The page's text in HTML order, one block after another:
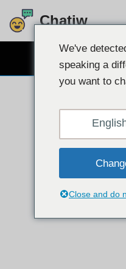
Siirry
Chatiw
We've
speaking a
you want to
Close and do